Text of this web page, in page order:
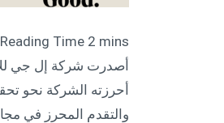
والتقدم المحرز في